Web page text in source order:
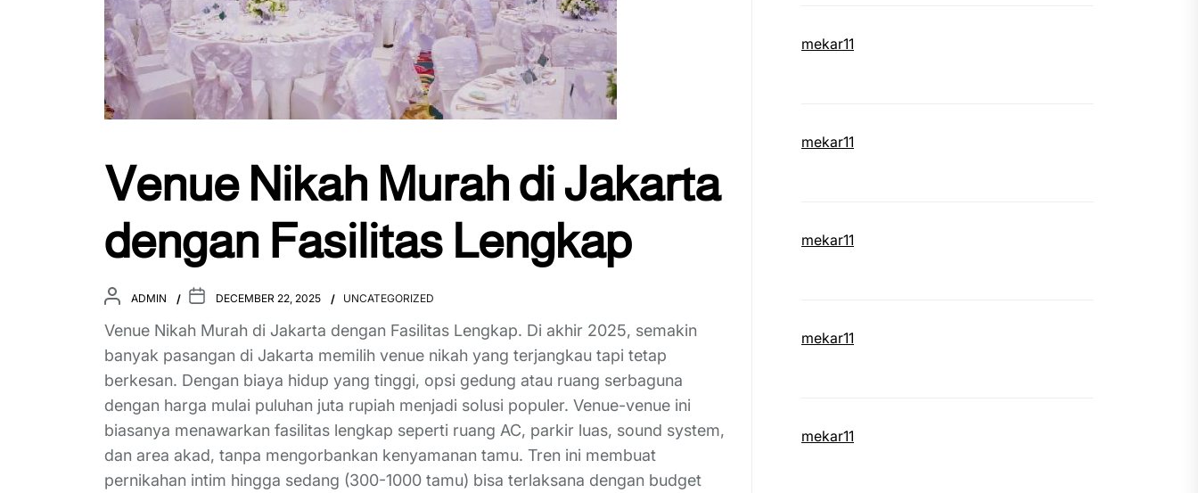
Venue Nikah Murah di Jakarta
dengan Fasilitas Lengkap
ADMIN DECEMBER 22, 2025 UNCATEGORIZED
Venue Nikah Murah di Jakarta dengan Fasilitas Lengkap. Di akhir 2025, semakin
banyak pasangan di Jakarta memilih venue nikah yang terjangkau tapi tetap
berkesan. Dengan biaya hidup yang tinggi, opsi gedung atau ruang serbaguna
dengan harga mulai puluhan juta rupiah menjadi solusi populer. Venue-venue ini
biasanya menawarkan fasilitas lengkap seperti ruang AC, parkir luas, sound system,
dan area akad, tanpa mengorbankan kenyamanan tamu. Tren ini membuat
pernikahan intim hingga sedang (300-1000 tamu) bisa terlaksana dengan budget
mekar11
mekar11
mekar11
mekar11
mekar11